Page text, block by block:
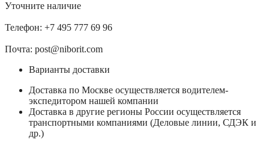
Уточните наличие
Телефон: +7 495 777 69 96
Почта: post@niborit.com
Варианты доставки
Доставка по Москве осуществляется водителем-
экспедитором нашей компании
Доставка в другие регионы России осуществляется
транспортными компаниями (Деловые линии, СДЭК и
др.)